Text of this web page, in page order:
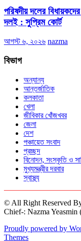
পরিষদীয় দলের
দলই : সুপ্রিম কোর্ট
আগস্ট ৬, ২০২৬ nazma
বিভাগ
অন্যান্য
আন্তর্জাতিক
কলকাতা
খেলা
জীবিকার খোঁজখবর
জেলা
দেশ
পঞ্চায়েত সংবাদ
প্রচ্ছদ
বিনোদন, সংস্কৃতি ও
মুখ্যমন্ত্রীর দরবার
স্বাস্থ্য
© All Right Reserved
Chief-: Nazma
Proudly powered by
Themes